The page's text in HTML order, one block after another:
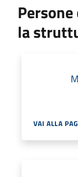
la
VAI ALLA